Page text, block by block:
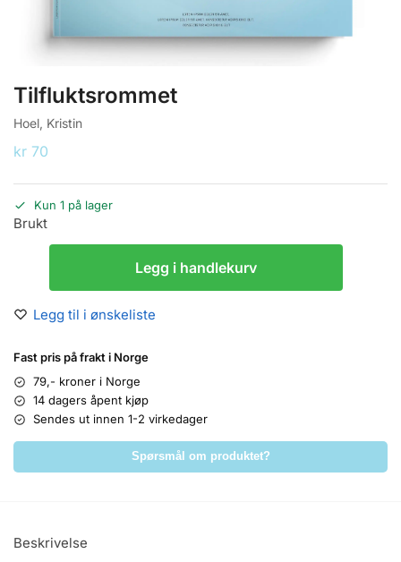
Tilfluktsrommet
Hoel, Kristin
kr 70
Kun 1 på lager
Brukt
Legg i handlekurv
Legg til i ønskeliste
Fast pris på frakt i Norge
79,- kroner i Norge
14 dagers åpent kjøp
Sendes ut innen 1-2 virkedager
Spørsmål om produktet?
Beskrivelse